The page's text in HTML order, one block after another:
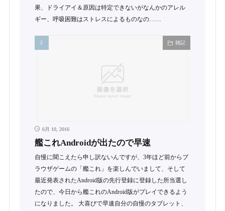
果、ドライアイ＆原因は特定できないがなんかのアレル
ギー、呼吸困難はストレスによるものなの……
雑記
6月 10, 2016
艦これAndroidが出たので早速
自慢に聞こえたら申し訳ないんですが、3年ほど前からブ
ラウザゲームの「艦これ」を楽しんでいまして、そして
最近発表されたAndroid版の先行登録に登録した所当選し
たので、今日から艦これのAndroid版がプレイできるよう
になりました。 大喜びで早速自分の自慢のタブレット、